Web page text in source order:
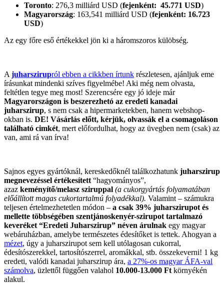
Toronto: 276,3 milliárd USD (fejenként: 45.771 USD)
Magyarország: 163,541 milliárd USD (fejenként: 16.723
USD)
Az egy főre eső értékekkel jön ki a háromszoros külöbség.
A juharszirupról ebben a cikkben írtunk részletesen, ajánljuk eme
írásunkat mindenki szíves figyelmébe! Aki még nem olvasta,
feltétlen tegye meg most! Szerencsére egy jó ideje már
Magyarországon is beszerezhetó az eredeti kanadai
juharszirup, s nem csak a hipermarketekben, hanem webshop-
okban is. DE! Vásárlás előtt, kérjük, olvassák el a csomagoláson
található cimkét, mert előfordulhat, hogy az üvegben nem (csak) az
van, ami rá van írva!
Sajnos egyes gyártóknál, kereskedőknél találkozhatunk juharszirup
megnevezéssel értékesített “hagyományos”,
azaz keményítő/melasz sziruppal (a cukorgyártás folyamatában
előállított magas cukortartalmú folyadékkal). Valamint – számukra
teljesen értelmezhetetlen módon – a csak 39% juharszirupot és
mellette többségében szentjánoskenyér-szirupot tartalmazó
keveréket “Eredeti Juharszirup” néven árulnak egy magyar
webáruházban, amelybe természetes édesítőket is tettek. Ahogyan a
mézet, úgy a juharszirupot sem kell utólagosan cukorral,
édesítószerekkel, tartosítószerrel, aromákkal, stb. összekeverni! 1 kg
eredeti, valódi kanadai juharszirup ára, a 27%-os magyar ÁFA-val
számolva, üzlettől függően valahol 10.000-13.000 Ft környékén
alakul.